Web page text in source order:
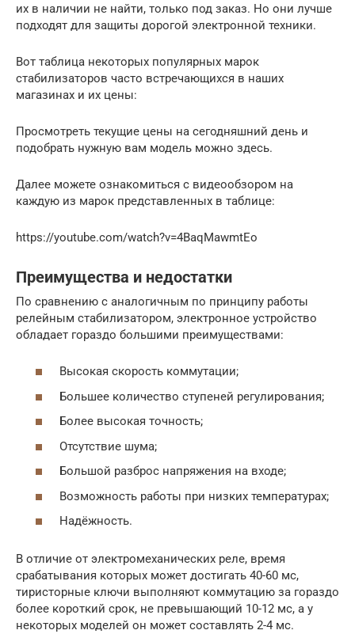
их в наличии не найти, только под заказ. Но они лучше
подходят для защиты дорогой электронной техники.
Вот таблица некоторых популярных марок
стабилизаторов часто встречающихся в наших
магазинах и их цены:
Просмотреть текущие цены на сегодняшний день и
подобрать нужную вам модель можно здесь.
Далее можете ознакомиться с видеообзором на
каждую из марок представленных в таблице:
https://youtube.com/watch?v=4BaqMawmtEo
Преимущества и недостатки
По сравнению с аналогичным по принципу работы
релейным стабилизатором, электронное устройство
обладает гораздо большими преимуществами:
Высокая скорость коммутации;
Большее количество ступеней регулирования;
Более высокая точность;
Отсутствие шума;
Большой разброс напряжения на входе;
Возможность работы при низких температурах;
Надёжность.
В отличие от электромеханических реле, время
срабатывания которых может достигать 40-60 мс,
тиристорные ключи выполняют коммутацию за гораздо
более короткий срок, не превышающий 10-12 мс, а у
некоторых моделей он может составлять 2-4 мс.